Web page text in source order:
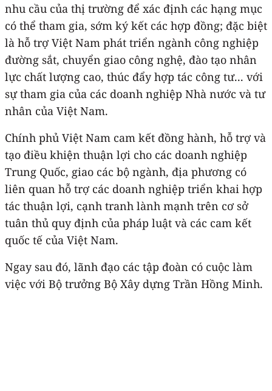
nhu cầu của thị trường để xác định các hạng mục
có thể tham gia, sớm ký kết các hợp đồng; đặc biệt
là hỗ trợ Việt Nam phát triển ngành công nghiệp
đường sắt, chuyển giao công nghệ, đào tạo nhân
lực chất lượng cao, thúc đẩy hợp tác công tư... với
sự tham gia của các doanh nghiệp Nhà nước và tư
nhân của Việt Nam.
Chính phủ Việt Nam cam kết đồng hành, hỗ trợ và
tạo điều khiện thuận lợi cho các doanh nghiệp
Trung Quốc, giao các bộ ngành, địa phương có
liên quan hỗ trợ các doanh nghiệp triển khai hợp
tác thuận lợi, cạnh tranh lành mạnh trên cơ sở
tuân thủ quy định của pháp luật và các cam kết
quốc tế của Việt Nam.
Ngay sau đó, lãnh đạo các tập đoàn có cuộc làm
việc với Bộ trưởng Bộ Xây dựng Trần Hồng Minh.